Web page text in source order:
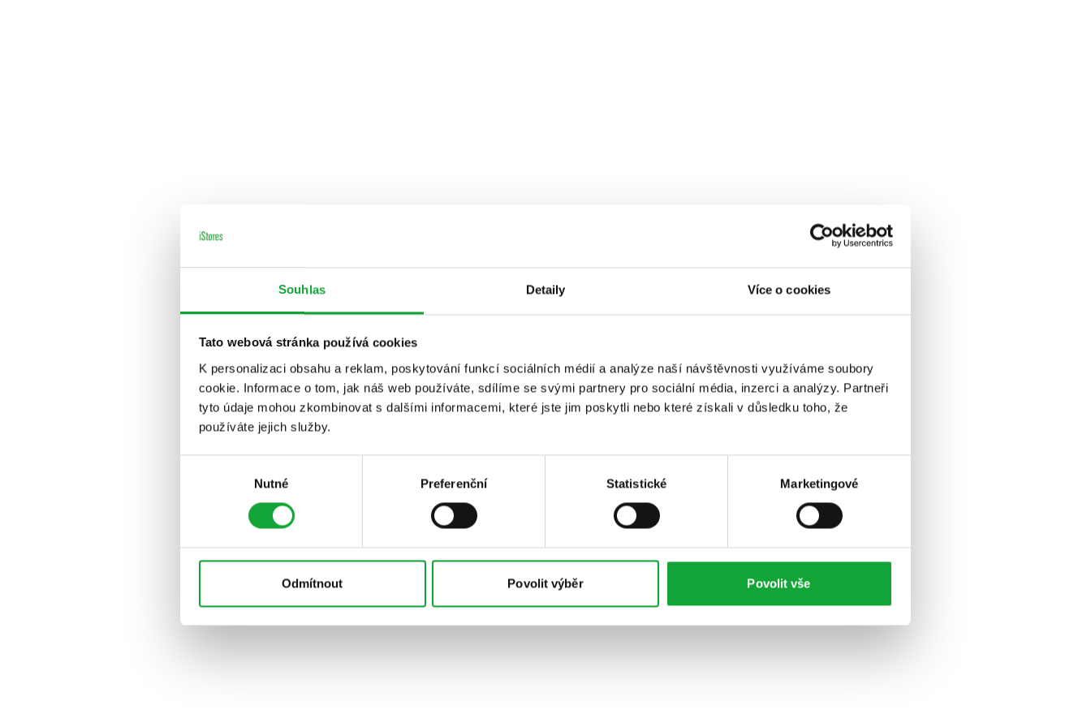
Souhlas Detaily Více o cookies
Tato webová stránka používá cookies
K personalizaci obsahu a reklam, poskytování funkcí sociálních médií a analýze naší návštěvnosti využíváme soubory
cookie. Informace o tom, jak náš web používáte, sdílíme se svými partnery pro sociální média, inzerci a analýzy. Partneři
tyto údaje mohou zkombinovat s dalšími informacemi, které jste jim poskytli nebo které získali v důsledku toho, že
používáte jejich služby.
Nutné Preferenční Statistické Marketingové
Odmítnout Povolit výběr Povolit vše